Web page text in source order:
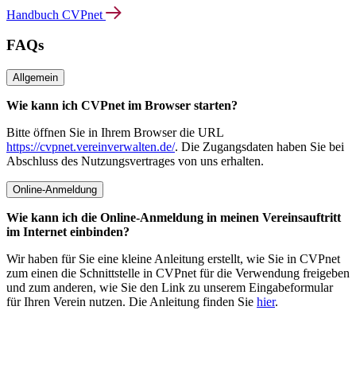
Handbuch CVPnet
FAQs
Allgemein
Wie kann ich CVPnet im Browser starten?
Bitte öffnen Sie in Ihrem Browser die URL
https://cvpnet.vereinverwalten.de/. Die Zugangsdaten haben Sie bei
Abschluss des Nutzungsvertrages von uns erhalten.
Online-Anmeldung
Wie kann ich die Online-Anmeldung in meinen Vereinsauftritt
im Internet einbinden?
Wir haben für Sie eine kleine Anleitung erstellt, wie Sie in CVPnet
zum einen die Schnittstelle in CVPnet für die Verwendung freigeben
und zum anderen, wie Sie den Link zu unserem Eingabeformular
für Ihren Verein nutzen. Die Anleitung finden Sie hier.